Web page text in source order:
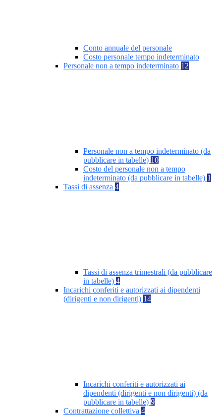
Conto annuale del personale
Costo personale tempo indeterminato
Personale non a tempo indeterminato 12
Personale non a tempo indeterminato (da
pubblicare in tabelle) 10
Costo del personale non a tempo
indeterminato (da pubblicare in tabelle) 1
Tassi di assenza 4
Tassi di assenza trimestrali (da pubblicare
in tabelle) 4
Incarichi conferiti e autorizzati ai dipendenti
(dirigenti e non dirigenti) 14
Incarichi conferiti e autorizzati ai
dipendenti (dirigenti e non dirigenti) (da
pubblicare in tabelle) 9
Contrattazione collettiva 4